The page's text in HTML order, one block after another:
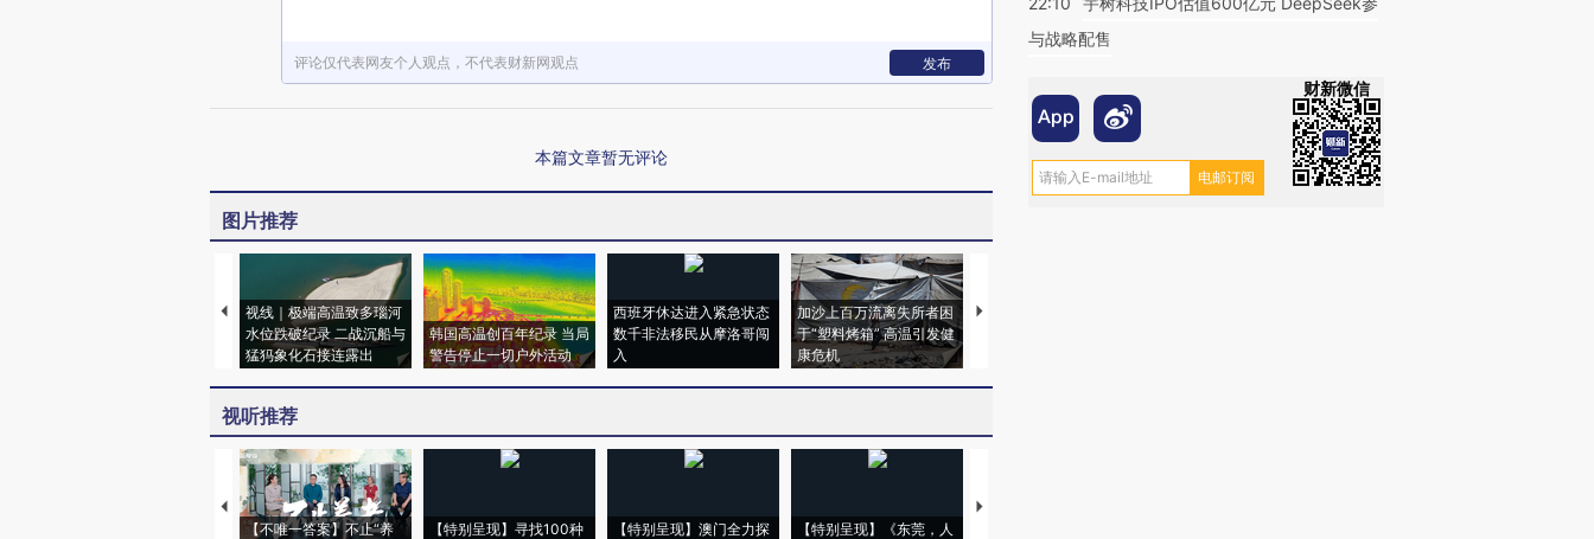
评论仅代表网友个人观点，不代表财新网观点 发布
本篇文章暂无评论
图片推荐
视线｜极端高温致多瑙河
水位跌破纪录 二战沉船与
猛犸象化石接连露出
韩国高温创百年纪录 当局
警告停止一切户外活动
西班牙休达进入紧急状态
数千非法移民从摩洛哥闯
入
加沙上百万流离失所者困
于“塑料烤箱” 高温引发健
康危机
视线｜HYROX的吸金
视听推荐
【不唯一答案】不止“养 【特别呈现】寻找100种 【特别呈现】澳门全力探 【特别呈现】《东莞，人
【推广】走进第四届链博
与战略配售
财新微信